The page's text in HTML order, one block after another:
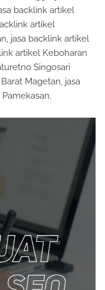
backlink artikel
artikel
jasa backlink artikel
artikel Keboharan
Singosari
Magetan, jasa